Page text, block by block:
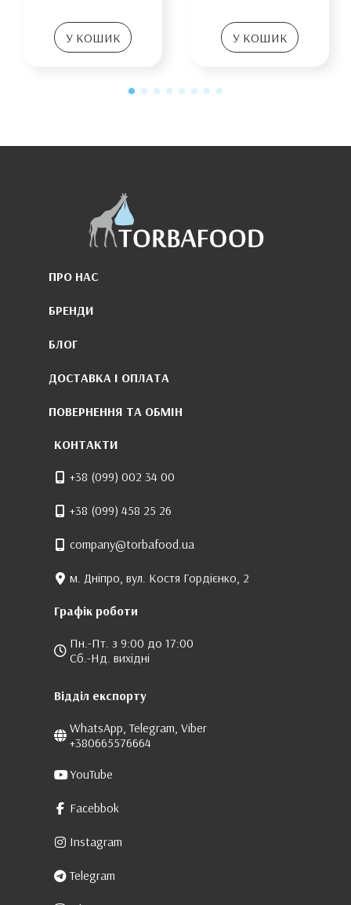
У КОШИК У КОШИК
ПРО НАС
БРЕНДИ
БЛОГ
ДОСТАВКА І ОПЛАТА
ПОВЕРНЕННЯ ТА ОБМІН
КОНТАКТИ
+38 (099) 002 34 00
+38 (099) 458 25 26
company@torbafood.ua
м. Дніпро, вул. Костя Гордієнко, 2
Графік роботи
Пн.-Пт. з 9:00 до 17:00
Сб.-Нд. вихідні
Відділ експорту
WhatsApp, Telegram, Viber
+380665576664
YouTube
Facebbok
Instagram
Telegram